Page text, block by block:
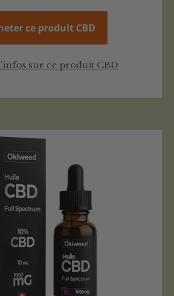
ce produit CBD
sur ce produit CBD